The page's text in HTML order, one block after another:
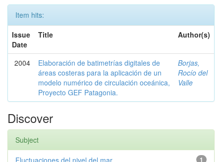
Item hits:
Issue
Date
Title Author(s)
2004
Elaboración de batimetrías digitales de
áreas costeras para la aplicación de un
modelo numérico de circulación oceánica,
Proyecto GEF Patagonia.
Borjas,
Rocío del
Valle
Discover
Subject
1
Fluctuaciones del nivel del mar